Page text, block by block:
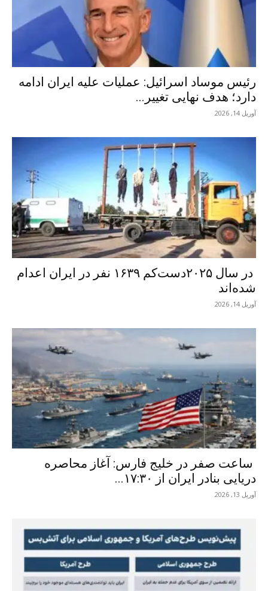
رئیس موساد اسرائیل: عملیات علیه ایران ادامه
دارد؛ هدف نهایی تغییر...
آوریل 14, 2026
در سال ۲۰۲۵دست‌کم ۱۶۳۹ نفر در ایران اعدام
شده‌اند
آوریل 14, 2026
ساعت صفر در خلیج فارس: آغاز محاصره
دریایی بنادر ایران از ۱۷:۳۰...
آوریل 13, 2026